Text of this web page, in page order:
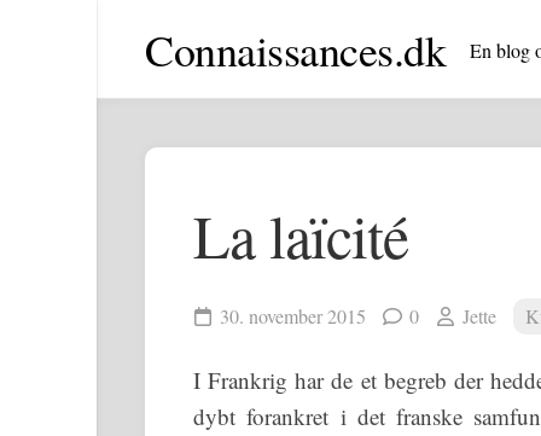
Connaissances.dk En blog
La laïcité
30. november 2015 0 Jette
I Frankrig har de et begreb der
dybt forankret i det franske